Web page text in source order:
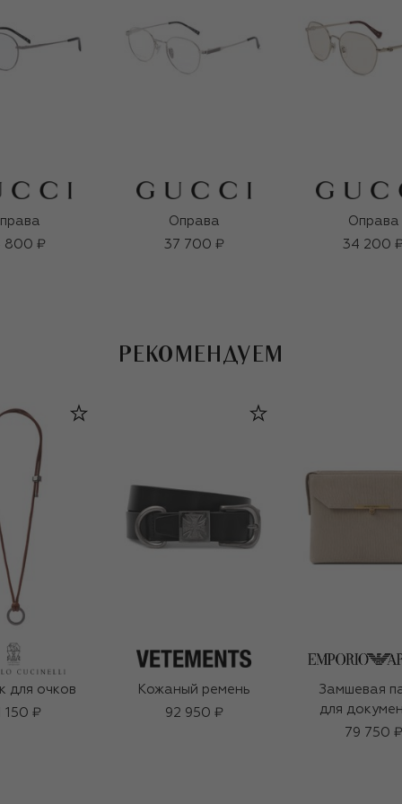
800 ₽
Оправа
37 700 ₽
Оправа
34 200
РЕКОМЕНДУЕМ
для очков
150 ₽
Кожаный ремень
92 950 ₽
Замшевая
для
79 750 ₽